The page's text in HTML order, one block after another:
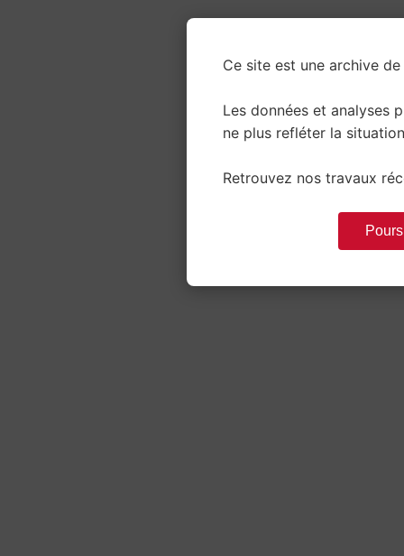
Ce site est une archive
Les données et analyses
ne plus refléter la
Retrouvez nos travaux